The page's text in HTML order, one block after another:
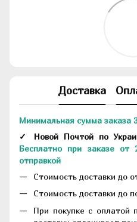
Доставка
Минимальная сумма заказа
✓ Новой Почтой по
Бесплатно при заказе от
отправкой
Стоимость доставки до
Стоимость доставки до
При покупке с оплатой